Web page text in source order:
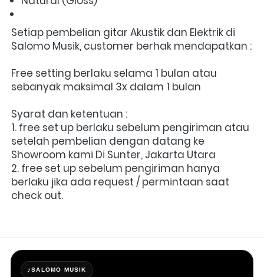
Setiap pembelian gitar Akustik dan Elektrik di
Free setting berlaku selama 1 bulan atau
sebanyak maksimal 3x dalam 1 bulan
Syarat dan ketentuan :
1. free set up berlaku sebelum pengiriman atau
setelah pembelian dengan datang ke
Showroom kami Di Sunter, Jakarta Utara
2. free set up sebelum pengiriman hanya
berlaku jika ada request / permintaan saat
check out.
♪SALOMO MUSIK